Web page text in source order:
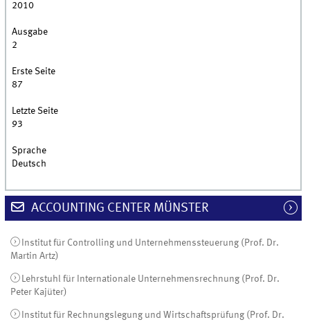
2010
Ausgabe
2
Erste Seite
87
Letzte Seite
93
Sprache
Deutsch
ACCOUNTING CENTER MÜNSTER
Institut für Controlling und Unternehmenssteuerung (Prof. Dr.
Martin Artz)
Lehrstuhl für Internationale Unternehmensrechnung (Prof. Dr.
Peter Kajüter)
Institut für Rechnungslegung und Wirtschaftsprüfung (Prof. Dr.